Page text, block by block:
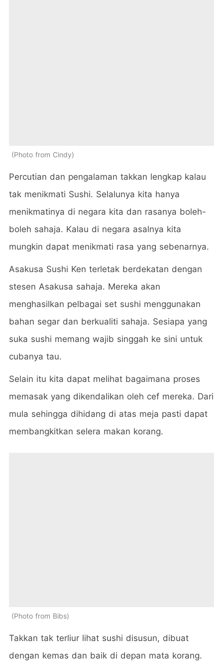
Photo from Cindy
Percutian dan pengalaman takkan lengkap kalau
tak menikmati Sushi. Selalunya kita hanya
menikmatinya di negara kita dan rasanya boleh-
boleh sahaja. Kalau di negara asalnya kita
mungkin dapat menikmati rasa yang sebenarnya.
Asakusa Sushi Ken terletak berdekatan dengan
stesen Asakusa sahaja. Mereka akan
menghasilkan pelbagai set sushi menggunakan
bahan segar dan berkualiti sahaja. Sesiapa yang
suka sushi memang wajib singgah ke sini untuk
cubanya tau.
Selain itu kita dapat melihat bagaimana proses
memasak yang dikendalikan oleh cef mereka. Dari
mula sehingga dihidang di atas meja pasti dapat
membangkitkan selera makan korang.
Photo from Bibs
Takkan tak terliur lihat sushi disusun, dibuat
dengan kemas dan baik di depan mata korang.